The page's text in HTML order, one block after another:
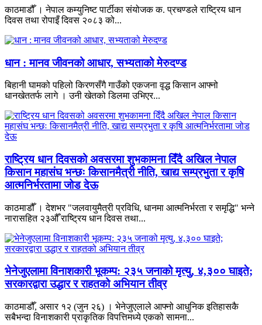
काठमाडौँ । नेपाल कम्युनिष्ट पार्टीका संयोजक क. प्रचण्डले राष्ट्रिय धान
दिवस तथा रोपाइँ दिवस २०८३ को...
धान : मानव जीवनको आधार, सभ्यताको मेरुदण्ड
बिहानी घामको पहिलो किरणसँगै गाउँको एकजना वृद्ध किसान आफ्नो
धानखेततर्फ लागे । उनी खेतको डिलमा उभिएर...
राष्ट्रिय धान दिवसको अवसरमा शुभकामना दिँदै अखिल नेपाल
किसान महासंघ भन्छः किसानमैत्री नीति, खाद्य सम्प्रभुता र कृषि
आत्मनिर्भरतामा जोड देऊ
काठमाडौँ । देशभर "जलवायुमैत्री प्रविधि, धानमा आत्मनिर्भरता र समृद्धि" भन्ने
नारासहित २३औँ राष्ट्रिय धान दिवस तथा...
भेनेजुएलामा विनाशकारी भूकम्प: २३५ जनाको मृत्यु, ४,३०० घाइते;
सरकारद्वारा उद्धार र राहतको अभियान तीव्र
काठमाडौँ, असार १२ (जुन २६) । भेनेजुएलाले आफ्नो आधुनिक इतिहासकै
सबैभन्दा विनाशकारी प्राकृतिक विपत्तिमध्ये एकको सामना...